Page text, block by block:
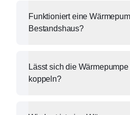
Funktioniert eine
Bestandshaus?
Lässt sich die
koppeln?